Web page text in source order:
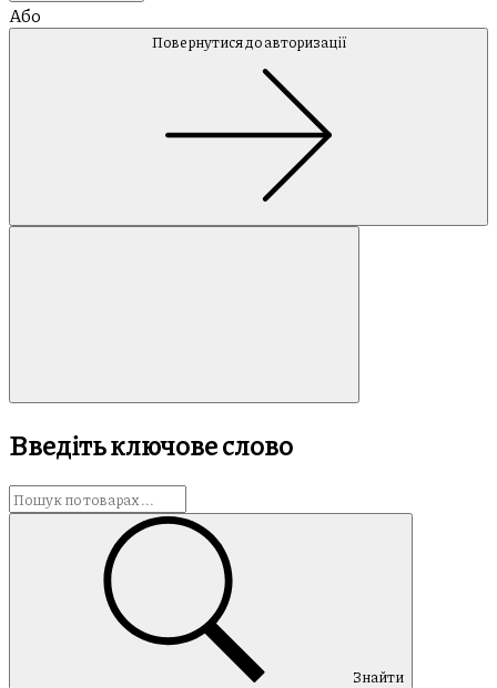
Або
Повернутися до авторизації
Введіть ключове слово
Знайти